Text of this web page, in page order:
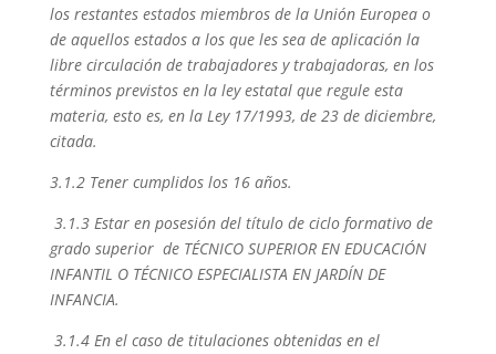
los restantes estados miembros de la Unión Europea o
de aquellos estados a los que les sea de aplicación la
libre circulación de trabajadores y trabajadoras, en los
términos previstos en la ley estatal que regule esta
materia, esto es, en la Ley 17/1993, de 23 de diciembre,
citada.
3.1.2 Tener cumplidos los 16 años.
3.1.3 Estar en posesión del título de ciclo formativo de
grado superior de TÉCNICO SUPERIOR EN EDUCACIÓN
INFANTIL O TÉCNICO ESPECIALISTA EN JARDÍN DE
INFANCIA.
3.1.4 En el caso de titulaciones obtenidas en el